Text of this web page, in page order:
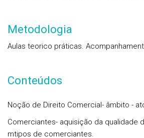
Metodologia
Aulas teorico práticas.
Conteúdos
Noção de Direito Comercial- âmbito -
Comerciantes- aquisição da qualidade
mtipos de comerciantes.